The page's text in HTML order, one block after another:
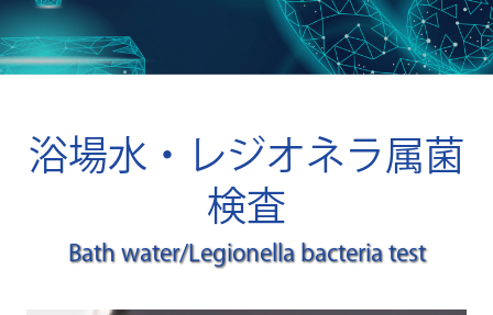
浴場水・レジオネラ属菌
検査
Bath water/Legionella bacteria test